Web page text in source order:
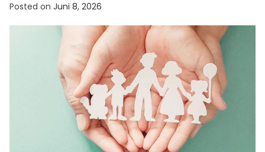
Posted on Juni 8, 2026